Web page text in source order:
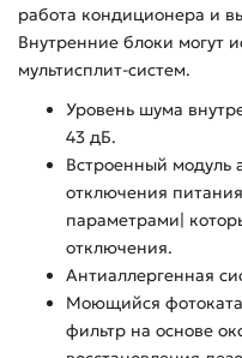
работа кондиционера и
Внутренние блоки могут
мультисплит-систем.
Уровень шума
43 дБ.
Встроенный модуль
отключения
параметрами|
отключения.
Антиаллергенная
Моющийся
фильтр на основе